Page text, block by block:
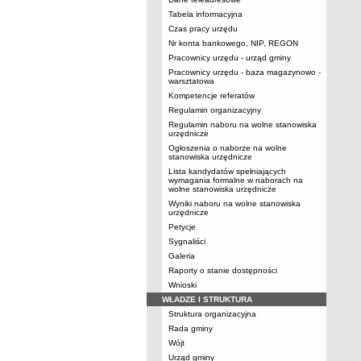
Tabela informacyjna
Czas pracy urzędu
Nr konta bankowego, NIP, REGON
Pracownicy urzędu - urząd gminy
Pracownicy urzędu - baza magazynowo -
warsztatowa
Kompetencje referatów
Regulamin organizacyjny
Regulamin naboru na wolne stanowiska
urzędnicze
Ogłoszenia o naborze na wolne
stanowiska urzędnicze
Lista kandydatów spełniających
wymagania formalne w naborach na
wolne stanowiska urzędnicze
Wyniki naboru na wolne stanowiska
urzędnicze
Petycje
Sygnaliści
Galeria
Raporty o stanie dostępności
Wnioski
WŁADZE I STRUKTURA
Struktura organizacyjna
Rada gminy
Wójt
Urząd gminy